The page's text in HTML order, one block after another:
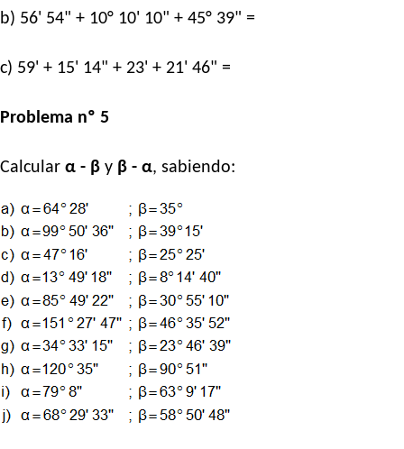
b) 56' 54" + 10° 10' 10" + 45° 39" =
c) 59' + 15' 14" + 23' + 21' 46" =
Problema nº 5
Calcular α - β y β - α, sabiendo: